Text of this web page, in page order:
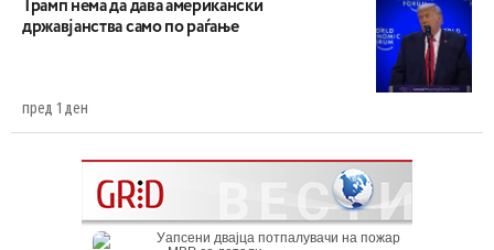
Трамп нема да дава американски
државјанства само по раѓање
пред 1 ден